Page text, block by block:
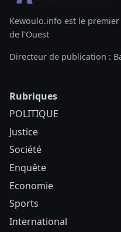
Kewoulo.info est le
de l'Ouest
Directeur de publication :
Rubriques
POLITIQUE
Justice
Société
Enquête
Economie
Sports
International